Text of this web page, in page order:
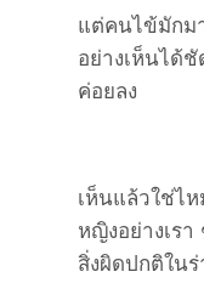
แต่คนไข้มักม
อย่างเห็นได้
ค่อยลง
เห็นแล้วใช่ไ
หญิงอย่างเรา
สิ่งผิดปกติใน